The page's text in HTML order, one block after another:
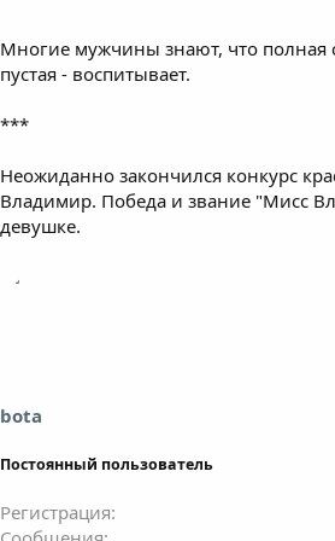
Многие мужчины знают, что полная
пустая - воспитывает.
***
Неожиданно закончился конкурс
Владимир. Победа и звание "Мисс
девушке.
bota
Постоянный пользователь
Регистрация